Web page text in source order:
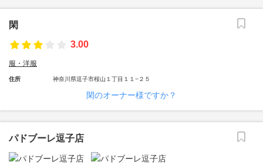
閑
3.00
服・洋服
住所 神奈川県逗子市桜山１丁目１１−２５
閑のオーナー様ですか？
パドブーレ逗子店